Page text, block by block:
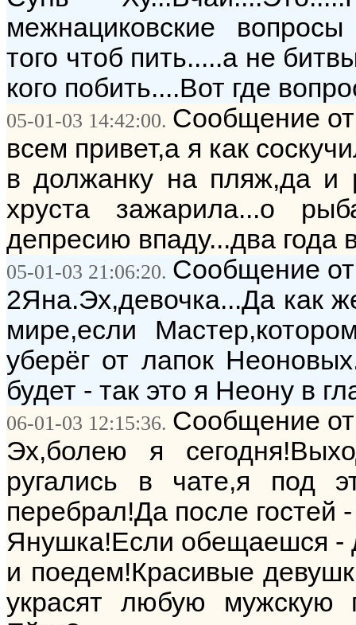
межнациковские
того чтоб пить.....а не
кого побить....Вот где
05-01-03 14:42:00. Сообщение
всем привет,а я как
в должанку на пляж,да
хруста зажарила...о
депресию впаду...два года
05-01-03 21:06:20. Сообщение
2Яна.Эх,девочка...Да как
мире,если
уберёг от лапок
будет - так это я Неону в
06-01-03 12:15:36. Сообщение
Эх,болею я
ругались в чате,я под
перебрал!Да после гостей
Янушка!Если обещаешся -
и поедем!Красивые
украсят любую мужскую